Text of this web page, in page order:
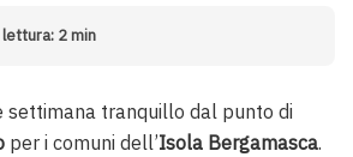
2 min
settimana tranquillo dal punto di
per i comuni dell’Isola Bergamasca.